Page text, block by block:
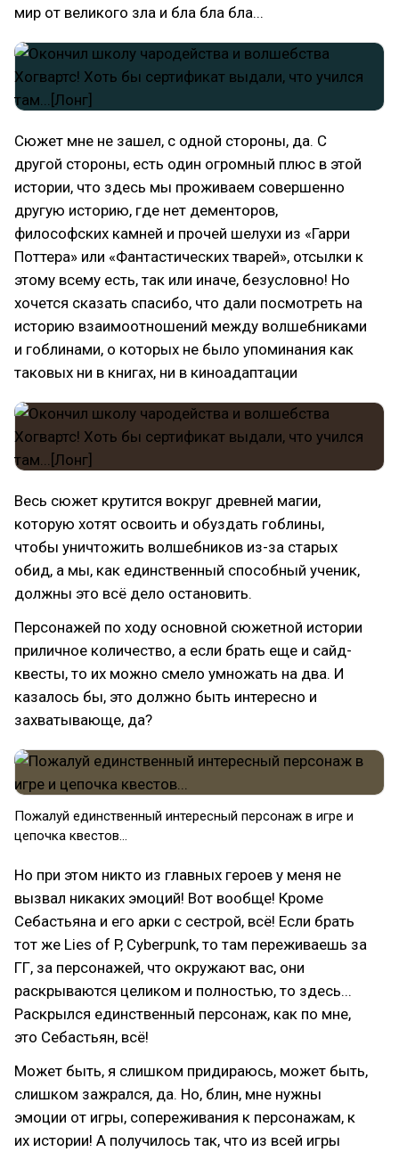
мир от великого зла и бла бла бла...
Сюжет мне не зашел, с одной стороны, да. С
другой стороны, есть один огромный плюс в этой
истории, что здесь мы проживаем совершенно
другую историю, где нет дементоров,
философских камней и прочей шелухи из «Гарри
Поттера» или «Фантастических тварей», отсылки к
этому всему есть, так или иначе, безусловно! Но
хочется сказать спасибо, что дали посмотреть на
историю взаимоотношений между волшебниками
и гоблинами, о которых не было упоминания как
таковых ни в книгах, ни в киноадаптации
Весь сюжет крутится вокруг древней магии,
которую хотят освоить и обуздать гоблины,
чтобы уничтожить волшебников из-за старых
обид, а мы, как единственный способный ученик,
должны это всё дело остановить.
Персонажей по ходу основной сюжетной истории
приличное количество, а если брать еще и сайд-
квесты, то их можно смело умножать на два. И
казалось бы, это должно быть интересно и
захватывающе, да?
Пожалуй единственный интересный персонаж в игре и
цепочка квестов...
Но при этом никто из главных героев у меня не
вызвал никаких эмоций! Вот вообще! Кроме
Себастьяна и его арки с сестрой, всё! Если брать
тот же Lies of P, Cyberpunk, то там переживаешь за
ГГ, за персонажей, что окружают вас, они
раскрываются целиком и полностью, то здесь...
Раскрылся единственный персонаж, как по мне,
это Себастьян, всё!
Может быть, я слишком придираюсь, может быть,
слишком зажрался, да. Но, блин, мне нужны
эмоции от игры, сопереживания к персонажам, к
их истории! А получилось так, что из всей игры